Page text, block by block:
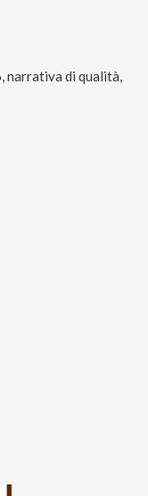
narrativa di qualità,